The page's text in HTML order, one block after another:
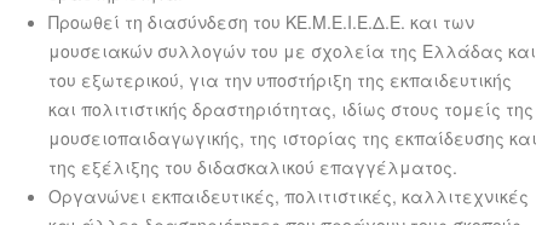
Προωθεί τη διασύνδεση του ΚΕ.Μ.Ε.Ι.Ε.Δ.Ε. και των
μουσειακών συλλογών του με σχολεία της Ελλάδας και
του εξωτερικού, για την υποστήριξη της εκπαιδευτικής
και πολιτιστικής δραστηριότητας, ιδίως στους τομείς της
μουσειοπαιδαγωγικής, της ιστορίας της εκπαίδευσης και
της εξέλιξης του διδασκαλικού επαγγέλματος.
Οργανώνει εκπαιδευτικές, πολιτιστικές, καλλιτεχνικές